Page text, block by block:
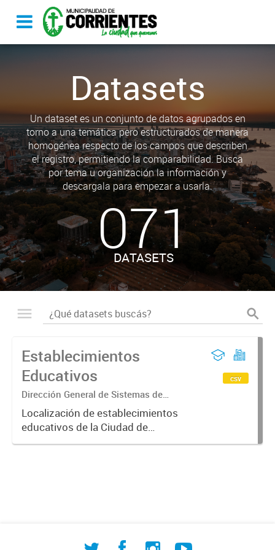
Datasets
Un dataset es un conjunto de datos agrupados en
torno a una temática pero estructurados de manera
homogénea respecto de los campos que describen
el registro, permitiendo la comparabilidad. Busca
por tema u organización la información y
descargala para empezar a usarla.
071
DATASETS
Establecimientos
Educativos
Dirección General de Sistemas de
Información Geográfica
Localización de establecimientos
educativos de la Ciudad de
Corrientes
csv